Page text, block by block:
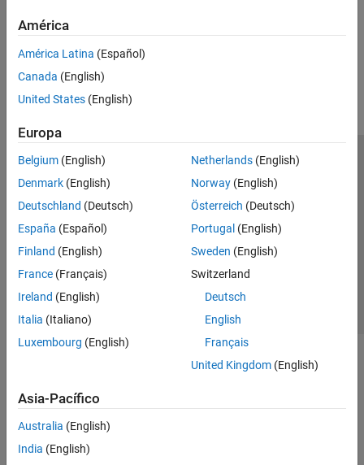
América
América Latina (Español)
Canada (English)
United States (English)
Europa
Belgium (English)
Denmark (English)
Deutschland (Deutsch)
España (Español)
Finland (English)
France (Français)
Ireland (English)
Italia (Italiano)
Luxembourg (English)
Netherlands(English)
Norway(English)
Österreich (Deutsch)
Portugal (English)
Sweden (English)
Switzerland
Deutsch
English
Français
United Kingdom(English)
Asia-Pacífico
Australia (English)
India (English)
Centro de confianza
Marcas comerciales
Política de privacidad
Antipiratería
Estado de las aplicaciones
Información de contacto
© 1994-2026 The MathWorks, Inc.